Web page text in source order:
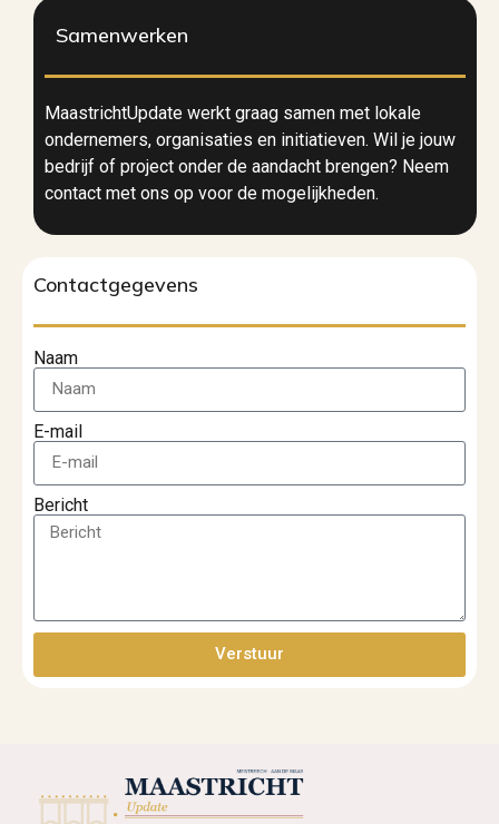
Samenwerken
MaastrichtUpdate werkt graag samen met lokale
ondernemers, organisaties en initiatieven. Wil je jouw
bedrijf of project onder de aandacht brengen? Neem
contact met ons op voor de mogelijkheden.
Contactgegevens
Naam
E-mail
Bericht
Verstuur